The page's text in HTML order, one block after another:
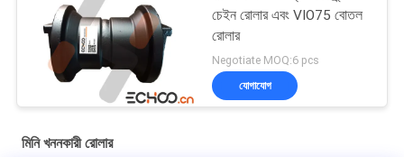
চেইন রোলার এবং VIO75 বোতল
রোলার
Negotiate MOQ:6 pcs
যোগাযোগ
মিনি খননকারী রোলার